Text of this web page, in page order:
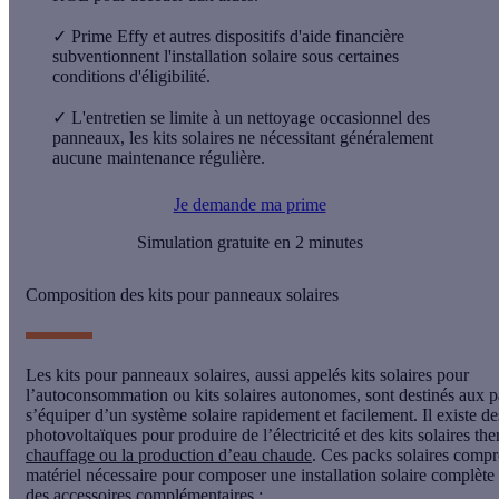
✓ Prime Effy et autres dispositifs d'aide financière
subventionnent l'installation solaire sous certaines
conditions d'éligibilité.
✓ L'entretien se limite à un nettoyage occasionnel des
panneaux, les kits solaires ne nécessitant généralement
aucune maintenance régulière.
Je demande ma prime
Simulation gratuite en 2 minutes
Composition des kits pour panneaux solaires
Les kits pour panneaux solaires, aussi appelés kits solaires pour
l’autoconsommation ou kits solaires autonomes, sont destinés aux
s’équiper d’un système solaire rapidement et facilement. Il existe
photovoltaïques pour produire de l’électricité et des kits solaires
chauffage ou la production d’eau chaude. Ces packs solaires
matériel nécessaire pour composer une installation solaire
des accessoires complémentaires :